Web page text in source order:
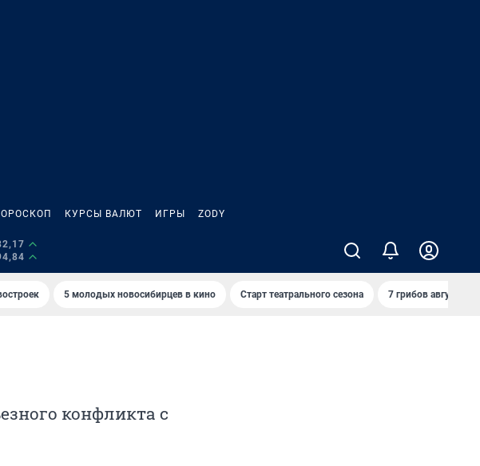
КУРСЫ ВАЛЮТ ИГРЫ ZODY
5 молодых новосибирцев в кино Старт театрального сезона 7 грибов августа
конфликта с